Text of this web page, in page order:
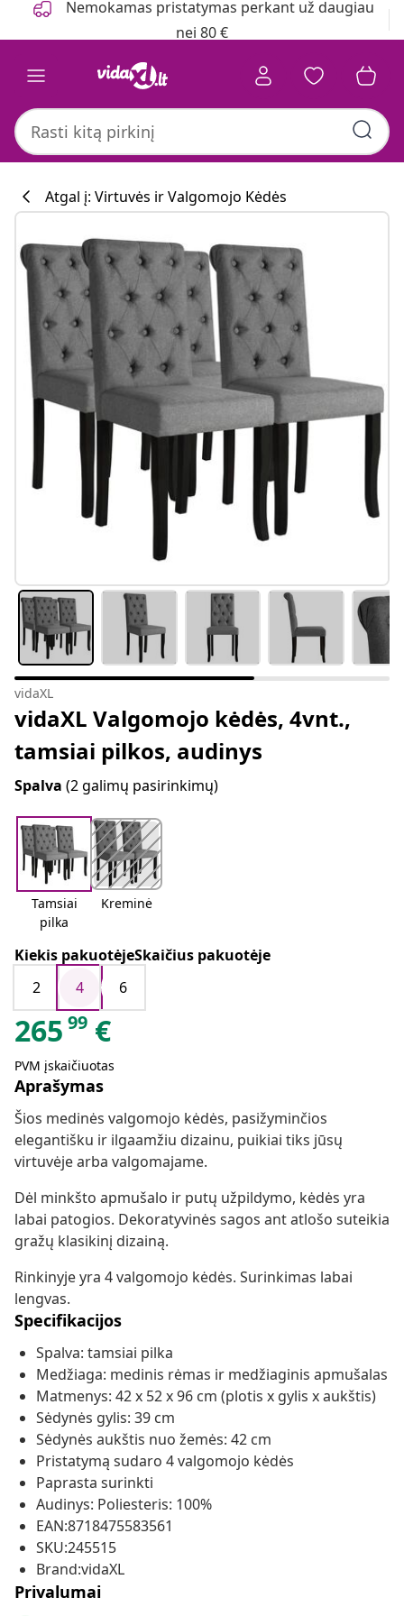
Nemokamas pristatymas perkant už daugiau
nei 80 €
Atgal į: Virtuvės ir Valgomojo Kėdės
vidaXL
vidaXL Valgomojo kėdės, 4vnt.,
tamsiai pilkos, audinys
Spalva (2 galimų pasirinkimų)
Tamsiai
pilka
Kreminė
Kiekis pakuotėjeSkaičius pakuotėje
2
4 6
265 99 €
PVM įskaičiuotas
Aprašymas
Šios medinės valgomojo kėdės, pasižyminčios
elegantišku ir ilgaamžiu dizainu, puikiai tiks jūsų
virtuvėje arba valgomajame.
Dėl minkšto apmušalo ir putų užpildymo, kėdės yra
labai patogios. Dekoratyvinės sagos ant atlošo suteikia
gražų klasikinį dizainą.
Rinkinyje yra 4 valgomojo kėdės. Surinkimas labai
lengvas.
Specifikacijos
Spalva: tamsiai pilka
Medžiaga: medinis rėmas ir medžiaginis apmušalas
Matmenys: 42 x 52 x 96 cm (plotis x gylis x aukštis)
Sėdynės gylis: 39 cm
Sėdynės aukštis nuo žemės: 42 cm
Pristatymą sudaro 4 valgomojo kėdės
Paprasta surinkti
Audinys: Poliesteris: 100%
EAN:8718475583561
SKU:245515
Brand:vidaXL
Privalumai